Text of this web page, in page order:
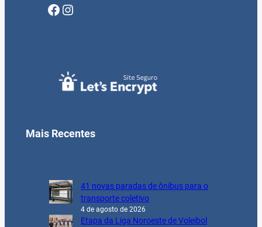
Facebook Instagram
Mais Recentes
41 novas paradas de ônibus para o
transporte coletivo
4 de agosto de 2026
Etapa da Liga Noroeste de Voleibol